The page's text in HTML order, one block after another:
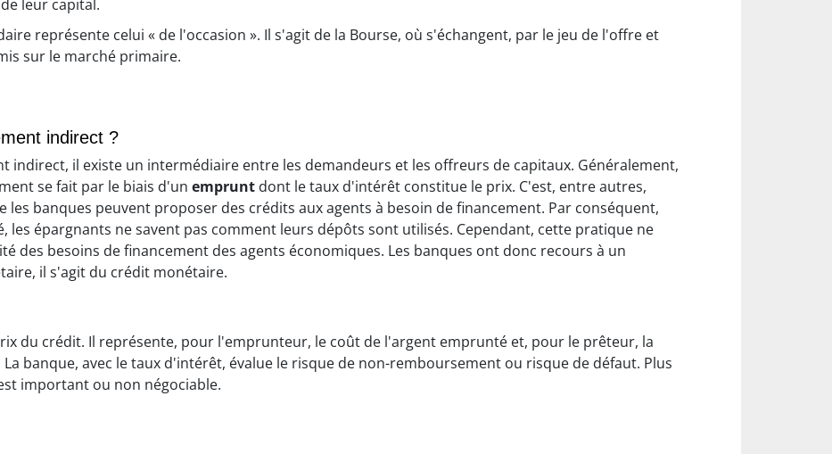
leur capital.
représente celui « de l'occasion ». Il s'agit de la Bourse, où s'échangent, par le jeu de l'offre et
sur le marché primaire.
indirect ?
indirect, il existe un intermédiaire entre les demandeurs et les offreurs de capitaux. Généralement,
se fait par le biais d'un emprunt dont le taux d'intérêt constitue le prix. C'est, entre autres,
les banques peuvent proposer des crédits aux agents à besoin de financement. Par conséquent,
les épargnants ne savent pas comment leurs dépôts sont utilisés. Cependant, cette pratique ne
des besoins de financement des agents économiques. Les banques ont donc recours à un
il s'agit du crédit monétaire.
du crédit. Il représente, pour l'emprunteur, le coût de l'argent emprunté et, pour le prêteur, la
banque, avec le taux d'intérêt, évalue le risque de non-remboursement ou risque de défaut. Plus
important ou non négociable.